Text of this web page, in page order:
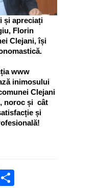
și apreciați
Florin
Clejani, își
www
inimosului
Clejani
noroc și cât
și
LinkedIn